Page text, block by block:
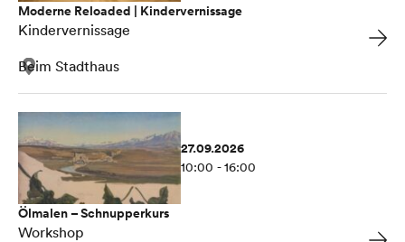
Moderne Reloaded | Kindervernissage
Kindervernissage
Beim Stadthaus
27.09.2026
10:00 - 16:00
Ölmalen – Schnupperkurs
Workshop